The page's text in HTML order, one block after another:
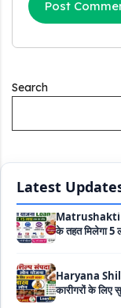
Search
Latest
सकते है 8 लाख तक
PM SVANidhi
Labour
Matrushakti
के तहत मिलेगा 5
Haryana